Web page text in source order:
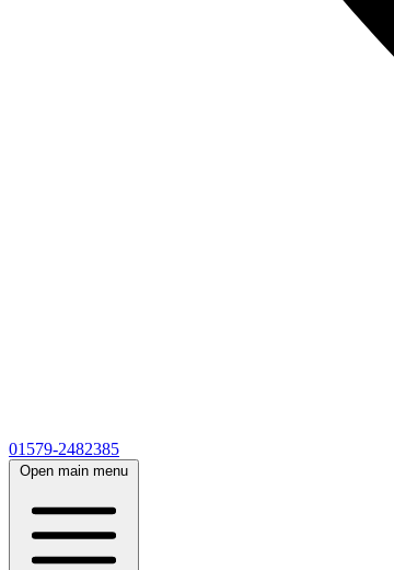
01579-2482385
Open main menu